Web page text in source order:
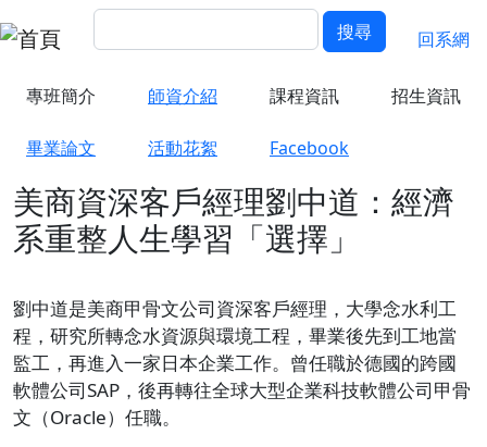
搜尋 搜尋 回經
回系網
專班簡介 師資介紹 課程資訊 招生資訊
畢業論文 活動花絮 Facebook
美商資深客戶經理劉中道：經濟
系重整人生學習「選擇」
劉中道是美商甲骨文公司資深客戶經理，大學念水利工
程，研究所轉念水資源與環境工程，畢業後先到工地當
監工，再進入一家日本企業工作。曾任職於德國的跨國
軟體公司SAP，後再轉往全球大型企業科技軟體公司甲骨
文（Oracle）任職。